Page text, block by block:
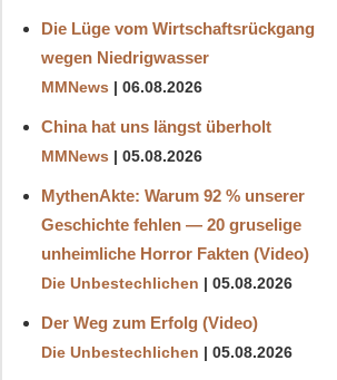
Die Lüge vom Wirtschaftsrückgang
wegen Niedrigwasser
MMNews 06.08.2026
China hat uns längst überholt
MMNews 05.08.2026
MythenAkte: Warum 92 % unserer
Geschichte fehlen — 20 gruselige
unheimliche Horror Fakten (Video)
Die Unbestechlichen 05.08.2026
Der Weg zum Erfolg (Video)
Die Unbestechlichen 05.08.2026